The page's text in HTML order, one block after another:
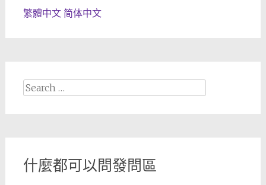
繁體中文 简体中文
Search
什麼都可以問發問區